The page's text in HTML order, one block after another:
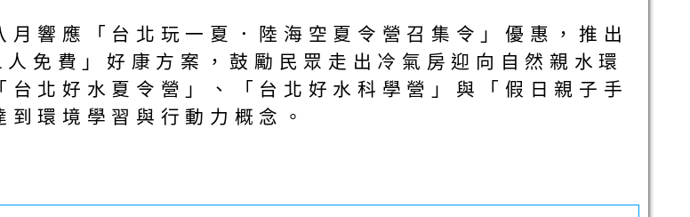
響應「台北玩一夏．陸海空夏令營召集令」優惠，推出
免費」好康方案，鼓勵民眾走出冷氣房迎向自然親水環
北好水夏令營」、「台北好水科學營」與「假日親子手
環境學習與行動力概念。